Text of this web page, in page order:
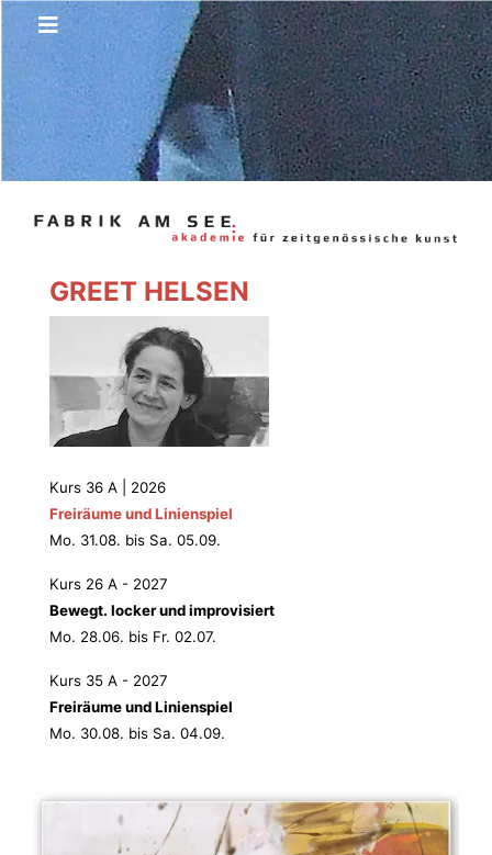
GREET HELSEN
Kurs 36 A | 2026
Freiräume und Linienspiel
Mo. 31.08. bis Sa. 05.09.
Kurs 26 A - 2027
Bewegt. locker und improvisiert
Mo. 28.06. bis Fr. 02.07.
Kurs 35 A - 2027
Freiräume und Linienspiel
Mo. 30.08. bis Sa. 04.09.